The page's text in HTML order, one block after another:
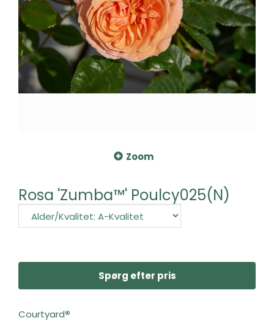
Zoom
Rosa 'Zumba™' Poulcy025(N)
Spørg efter pris
Courtyard®